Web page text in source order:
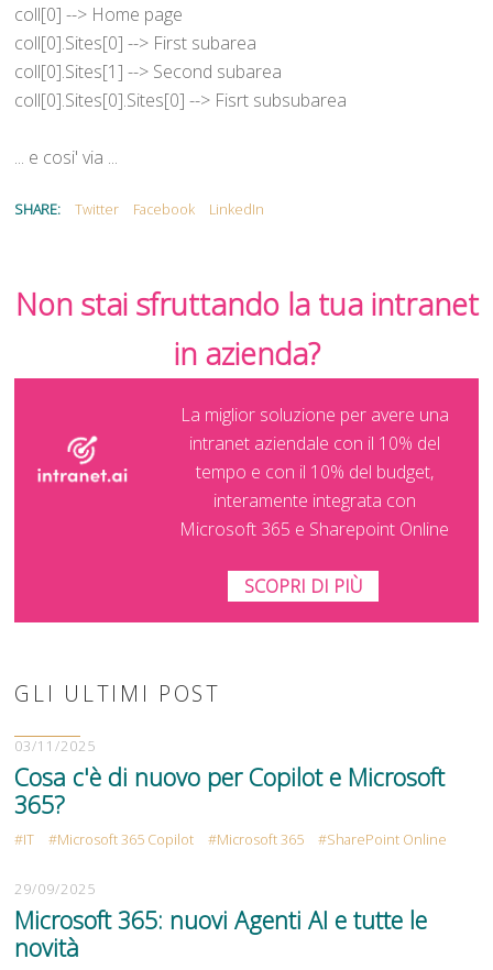
coll[0] --> Home page
coll[0].Sites[0] --> First subarea
coll[0].Sites[1] --> Second subarea
coll[0].Sites[0].Sites[0] --> Fisrt subsubarea
... e cosi' via ...
SHARE: Twitter Facebook LinkedIn
Non stai sfruttando la tua intranet
in azienda?
La miglior soluzione per avere una
intranet aziendale con il 10% del
tempo e con il 10% del budget,
interamente integrata con
Microsoft 365 e Sharepoint Online
SCOPRI DI PIÙ
GLI ULTIMI POST
03/11/2025
Cosa c'è di nuovo per Copilot e Microsoft
365?
IT Microsoft 365 Copilot Microsoft 365 SharePoint Online
29/09/2025
Microsoft 365: nuovi Agenti AI e tutte le
novità